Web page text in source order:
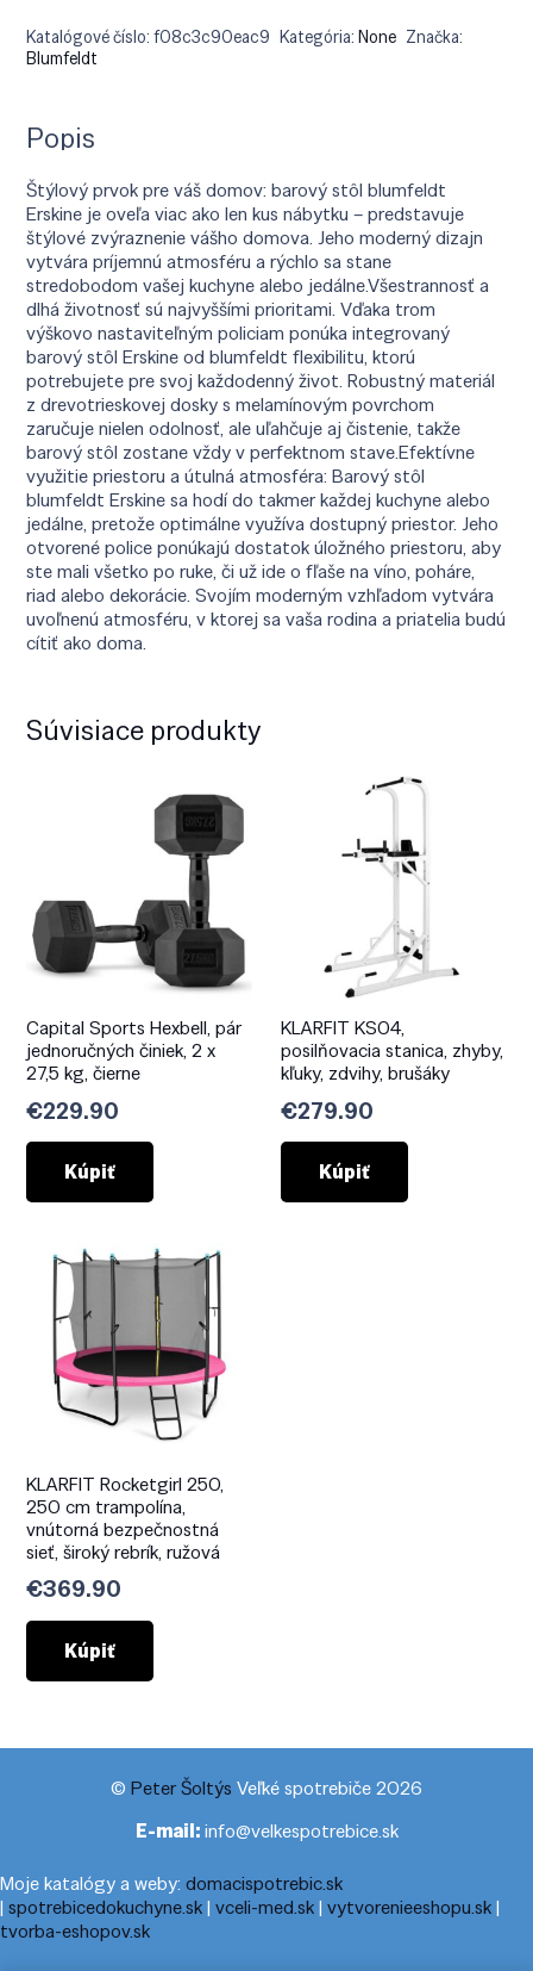
Katalógové číslo:f08c3c90eac9 Kategória:None Značka:
Blumfeldt
Popis
Štýlový prvok pre váš domov: barový stôl blumfeldt
Erskine je oveľa viac ako len kus nábytku – predstavuje
štýlové zvýraznenie vášho domova. Jeho moderný dizajn
vytvára príjemnú atmosféru a rýchlo sa stane
stredobodom vašej kuchyne alebo jedálne.Všestrannosť a
dlhá životnosť sú najvyššími prioritami. Vďaka trom
výškovo nastaviteľným policiam ponúka integrovaný
barový stôl Erskine od blumfeldt flexibilitu, ktorú
potrebujete pre svoj každodenný život. Robustný materiál
z drevotrieskovej dosky s melamínovým povrchom
zaručuje nielen odolnosť, ale uľahčuje aj čistenie, takže
barový stôl zostane vždy v perfektnom stave.Efektívne
využitie priestoru a útulná atmosféra: Barový stôl
blumfeldt Erskine sa hodí do takmer každej kuchyne alebo
jedálne, pretože optimálne využíva dostupný priestor. Jeho
otvorené police ponúkajú dostatok úložného priestoru, aby
ste mali všetko po ruke, či už ide o fľaše na víno, poháre,
riad alebo dekorácie. Svojím moderným vzhľadom vytvára
uvoľnenú atmosféru, v ktorej sa vaša rodina a priatelia budú
cítiť ako doma.
Súvisiace produkty
Capital Sports Hexbell, pár
jednoručných činiek, 2 x
27,5 kg, čierne
€229.90
Kúpiť
KLARFIT KS04,
posilňovacia stanica, zhyby,
kľuky, zdvihy, brušáky
€279.90
Kúpiť
KLARFIT Rocketgirl 250,
250 cm trampolína,
vnútorná bezpečnostná
sieť, široký rebrík, ružová
€369.90
Kúpiť
© Peter Šoltýs Veľké spotrebiče 2026
E-mail:info@velkespotrebice.sk
Moje katalógy a weby: domacispotrebic.sk
| spotrebicedokuchyne.sk| vceli-med.sk| vytvorenieeshopu.sk|
tvorba-eshopov.sk